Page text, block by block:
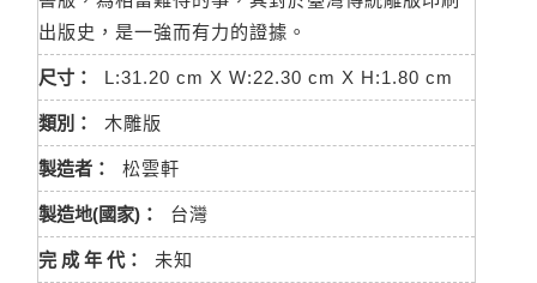
出版史，是一強而有力的證據。
尺寸： L:31.20 cm X W:22.30 cm X H:1.80 cm
類別： 木雕版
製造者： 松雲軒
製造地(國家)： 台灣
完 成 年 代： 未知